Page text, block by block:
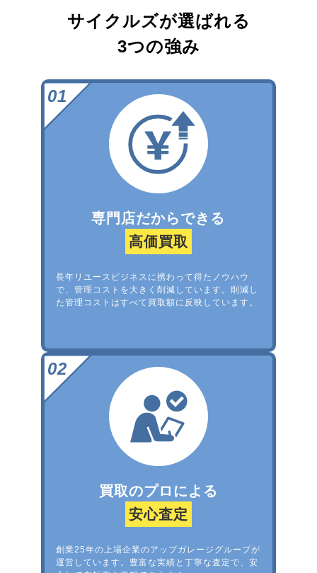
サイクルズが選ばれる
3つの強み
専門店だからできる
高価買取
長年リユースビジネスに携わって得たノウハウ
で、管理コストを大きく削減しています。削減し
た管理コストはすべて買取額に反映しています。
買取のプロによる
安心査定
創業25年の上場企業のアップガレージグループが
運営しています。豊富な実績と丁寧な査定で、安